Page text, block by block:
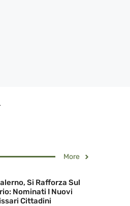
More
Si Rafforza Sul
Nominati I Nuovi
Cittadini